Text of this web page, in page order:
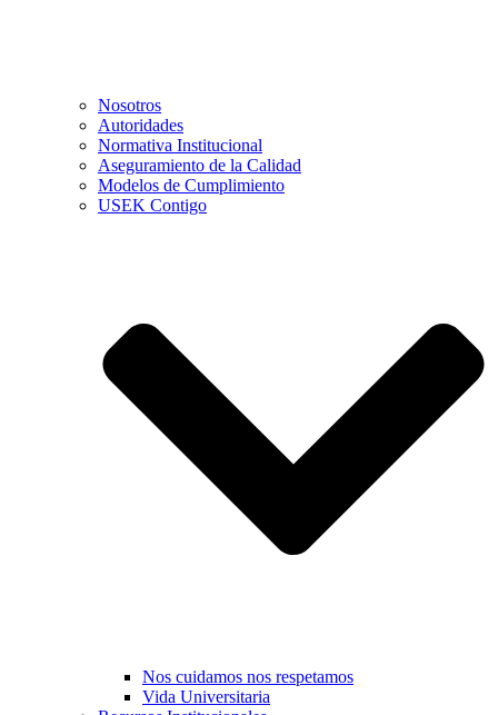
Nosotros
Autoridades
Normativa Institucional
Aseguramiento de la Calidad
Modelos de Cumplimiento
USEK Contigo
Nos cuidamos nos respetamos
Vida Universitaria